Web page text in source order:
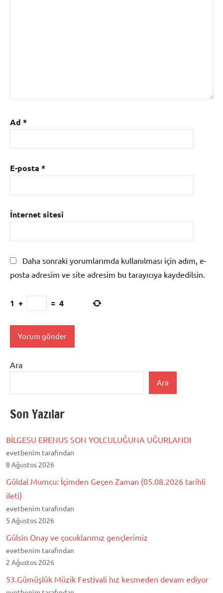
Ad *
E-posta *
İnternet sitesi
Daha sonraki yorumlarımda kullanılması için adım, e-
posta adresim ve site adresim bu tarayıcıya kaydedilsin.
1 + = 4
Ara
Ara
Son Yazılar
BİLGESU ERENUS SON YOLCULUĞUNA UĞURLANDI
evetbenim tarafından
8 Ağustos 2026
Güldal Mumcu: İçimden Geçen Zaman (05.08.2026 tarihli
ileti)
evetbenim tarafından
5 Ağustos 2026
Gülsin Onay ve çocuklarımız gençlerimiz
evetbenim tarafından
2 Ağustos 2026
53.Gümüşlük Müzik Festivali hız kesmeden devam ediyor